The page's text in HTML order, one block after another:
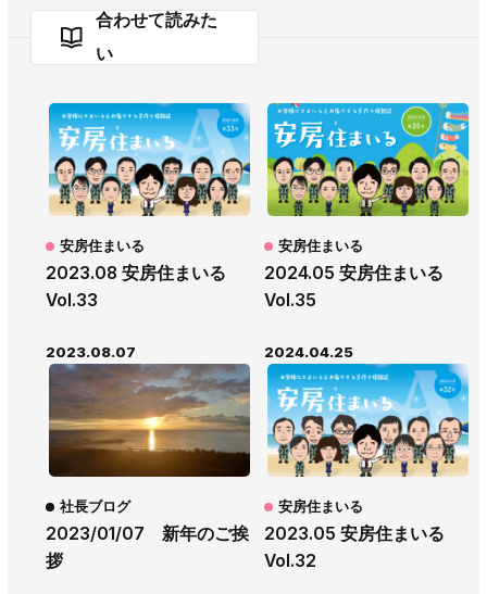
合わせて読みた
い
2023.08 安房住まいる
Vol.33
安房住まいる
2023.08.07
2024.05 安房住まいる
Vol.35
安房住まいる
2024.04.25
2023/01/07 新年のご挨
拶
社長ブログ
2023.05 安房住まいる
Vol.32
安房住まいる